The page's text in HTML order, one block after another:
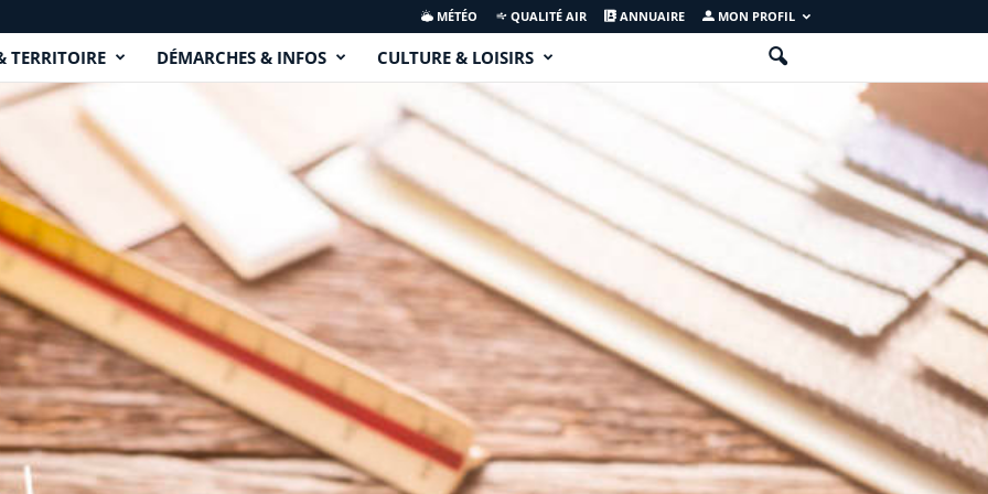
MÉTÉO QUALITÉ AIR ANNUAIRE MON PROFIL
TERRITOIRE DÉMARCHES & INFOS CULTURE & LOISIRS